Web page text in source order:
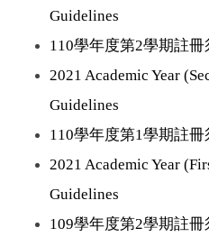
Guidelines
110學年度第2學期註冊
2021 Academic Year
Guidelines
110學年度第1學期註冊
2021 Academic Year
Guidelines
109學年度第2學期註冊